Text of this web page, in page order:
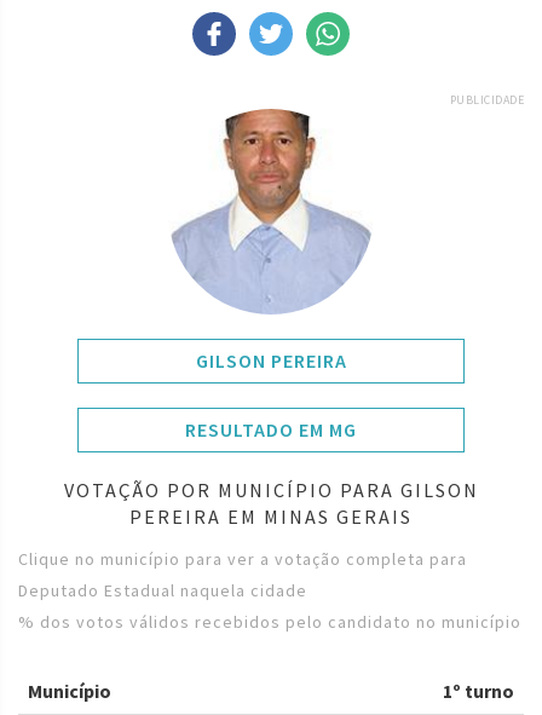
PUBLICIDADE
GILSON PEREIRA
RESULTADO EM MG
VOTAÇÃO POR MUNICÍPIO PARA GILSON
PEREIRA EM MINAS GERAIS
Clique no município para ver a votação completa para
Deputado Estadual naquela cidade
% dos votos válidos recebidos pelo candidato no município
Município 1º turno